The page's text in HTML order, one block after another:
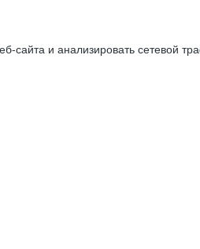
сайта и анализировать сетевой